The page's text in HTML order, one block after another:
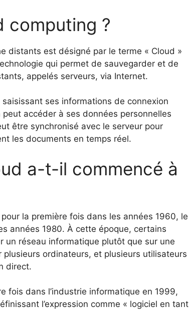
computing ?
distants est désigné par le terme « Cloud »
qui permet de sauvegarder et de
appelés serveurs, via Internet.
saisissant ses informations de connexion
accéder à ses données personnelles
être synchronisé avec le serveur pour
les documents en temps réel.
a-t-il commencé à
la première fois dans les années 1960, le
années 1980. À cette époque, certains
un réseau informatique plutôt que sur une
ordinateurs, et plusieurs utilisateurs
direct.
fois dans l’industrie informatique en 1999,
l’expression comme « logiciel en tant